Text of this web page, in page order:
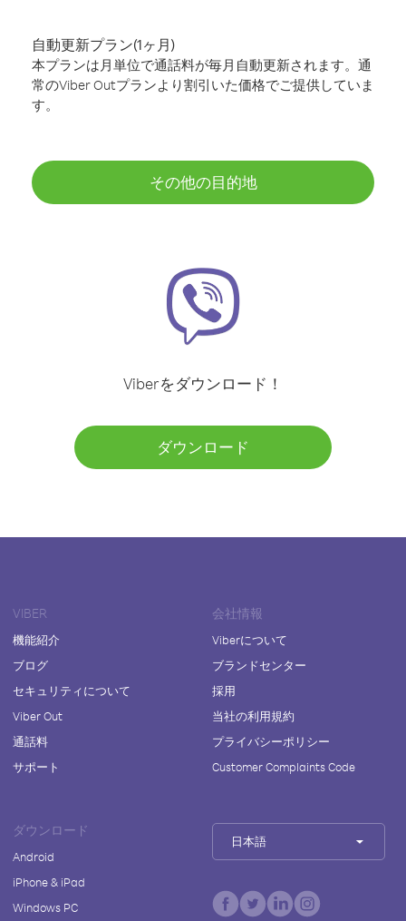
自動更新プラン(1ヶ月)
本プランは月単位で通話料が毎月自動更新されます。通
常のViber Outプランより割引いた価格でご提供していま
す。
その他の目的地
Viberをダウンロード！
ダウンロード
VIBER
機能紹介
ブログ
セキュリティについて
Viber Out
通話料
サポート
会社情報
Viberについて
ブランドセンター
採用
当社の利用規約
プライバシーポリシー
Customer Complaints Code
ダウンロード
Android
iPhone & iPad
Windows PC
日本語